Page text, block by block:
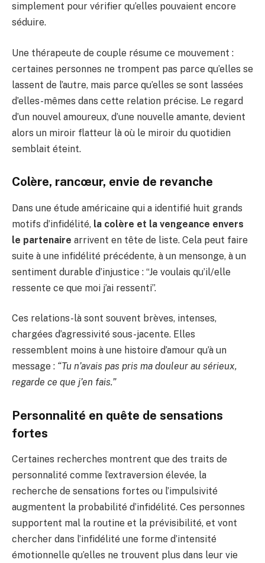
simplement pour vérifier qu’elles pouvaient encore
séduire.
Une thérapeute de couple résume ce mouvement :
certaines personnes ne trompent pas parce qu’elles se
lassent de l’autre, mais parce qu’elles se sont lassées
d’elles-mêmes dans cette relation précise. Le regard
d’un nouvel amoureux, d’une nouvelle amante, devient
alors un miroir flatteur là où le miroir du quotidien
semblait éteint.
Colère, rancœur, envie de revanche
Dans une étude américaine qui a identifié huit grands
motifs d’infidélité, la colère et la vengeance envers
le partenaire arrivent en tête de liste. Cela peut faire
suite à une infidélité précédente, à un mensonge, à un
sentiment durable d’injustice : “Je voulais qu’il/elle
ressente ce que moi j’ai ressenti”.
Ces relations-là sont souvent brèves, intenses,
chargées d’agressivité sous-jacente. Elles
ressemblent moins à une histoire d’amour qu’à un
message : “Tu n’avais pas pris ma douleur au sérieux,
regarde ce que j’en fais.”
Personnalité en quête de sensations
fortes
Certaines recherches montrent que des traits de
personnalité comme l’extraversion élevée, la
recherche de sensations fortes ou l’impulsivité
augmentent la probabilité d’infidélité. Ces personnes
supportent mal la routine et la prévisibilité, et vont
chercher dans l’infidélité une forme d’intensité
émotionnelle qu’elles ne trouvent plus dans leur vie